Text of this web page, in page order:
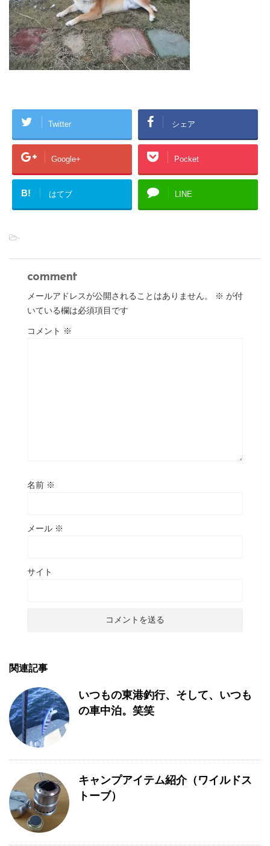
Twitter シェア
Google+ Pocket
B! はてブ LINE
-
comment
メールアドレスが公開されることはありません。 ※ が付
いている欄は必須項目です
コメント ※
名前 ※
メール ※
サイト
関連記事
いつもの東港釣行、そして、いつも
の車中泊。笑笑
キャンプアイテム紹介（ワイルドス
トーブ）